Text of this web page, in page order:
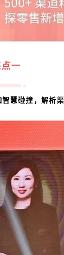
一
智慧碰撞，解析